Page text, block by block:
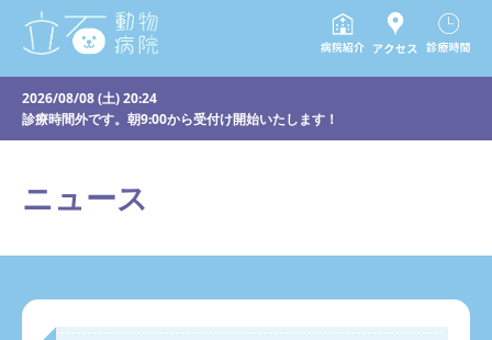
2026/08/08 (土) 20:24
診療時間外です。朝9:00から受付け開始いたします！
ニュース